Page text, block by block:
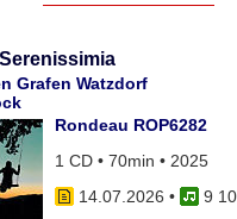
Grafen Watzdorf
Rondeau ROP6282
1 CD • 70min • 2025
14.07.2026 •
9